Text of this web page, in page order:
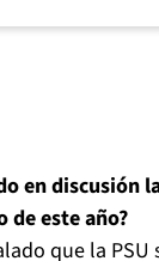
en discusión
de este año?
que la